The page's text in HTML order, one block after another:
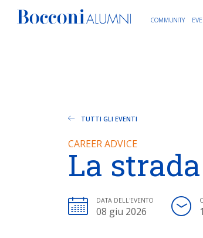
COMMUNITY
TUTTI GLI EVENTI
CAREER ADVICE
La
DATA DELL'EVENTO
08 giu 2026